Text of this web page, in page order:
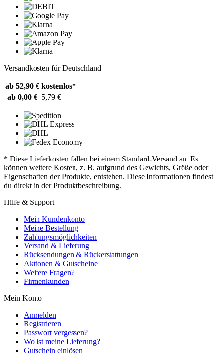
Versandkosten für Deutschland
ab 52,90 € kostenlos*
ab 0,00 € 5,79 €
* Diese Lieferkosten fallen bei einem Standard-Versand an. Es
können weitere Kosten, z. B. aufgrund des Gewichts, Größe oder
Eigenschaften der Produkte, entstehen. Diese Informationen findest
du direkt in der Produktbeschreibung.
Hilfe & Support
Mein Kundenkonto
Meine Bestellung
Zahlungsmöglichkeiten
Versand & Lieferung
Rücksendungen & Rückerstattungen
Aktionen & Gutscheine
Weitere Fragen?
Firmenkunden
Mein Konto
Anmelden
Registrieren
Passwort vergessen?
Wo ist meine Lieferung?
Gutschein einlösen